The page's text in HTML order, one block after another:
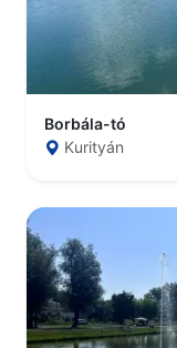
Borbála-tó
Kurityán